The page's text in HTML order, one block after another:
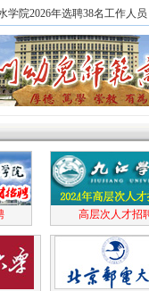
学院2026年选聘38名工作人员
高层次人才招